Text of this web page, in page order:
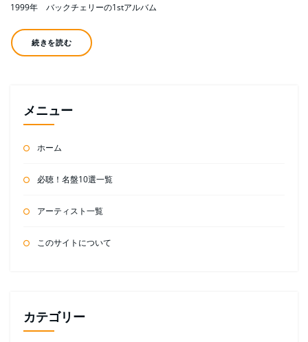
1999年 バックチェリーの1stアルバム
続きを読む
メニュー
ホーム
必聴！名盤10選一覧
アーティスト一覧
このサイトについて
カテゴリー